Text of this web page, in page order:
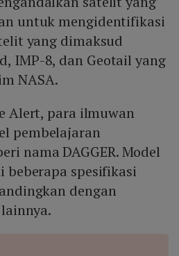
untuk mengidentifikasi
yang dimaksud
IMP-8, dan Geotail yang
NASA.
Alert, para ilmuwan
pembelajaran
nama DAGGER. Model
spesifikasi
dengan